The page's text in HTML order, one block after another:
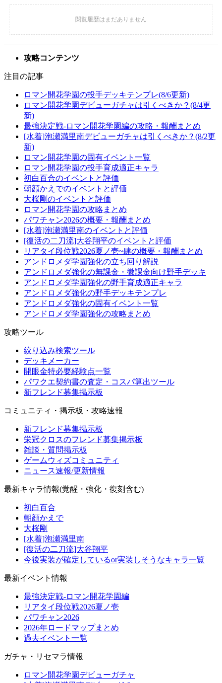
攻略コンテンツ
注目の記事
ロマン開花学園の投手デッキテンプレ(8/6更新)
ロマン開花学園デビューガチャは引くべきか？(8/4更
新)
最強決定戦-ロマン開花学園編の攻略・報酬まとめ
[水着]泡瀬満里南デビューガチャは引くべきか？(8/2更
新)
ロマン開花学園の固有イベント一覧
ロマン開花学園の投手育成適正キャラ
初白百合のイベントと評価
朝顔かえでのイベントと評価
大桜剛のイベントと評価
ロマン開花学園の攻略まとめ
パワチャン2026の概要・報酬まとめ
[水着]泡瀬満里南のイベントと評価
[復活の二刀流]大谷翔平のイベントと評価
リアタイ段位戦2026夏ノ壱~肆の概要・報酬まとめ
アンドロメダ学園強化の立ち回り解説
アンドロメダ強化の無課金・微課金向け野手デッキ
アンドロメダ学園強化の野手育成適正キャラ
アンドロメダ強化の野手デッキテンプレ
アンドロメダ強化の固有イベント一覧
アンドロメダ学園強化の攻略まとめ
攻略ツール
絞り込み検索ツール
デッキメーカー
開眼金特必要経験点一覧
パワクエ契約書の査定・コスパ算出ツール
新フレンド募集掲示板
コミュニティ・掲示板・攻略速報
新フレンド募集掲示板
栄冠クロスのフレンド募集掲示板
雑談・質問掲示板
ゲームウィズコミュニティ
ニュース速報/更新情報
最新キャラ情報(覚醒・強化・復刻含む)
初白百合
朝顔かえで
大桜剛
[水着]泡瀬満里南
[復活の二刀流]大谷翔平
今後実装が確定しているor実装しそうなキャラ一覧
最新イベント情報
最強決定戦-ロマン開花学園編
リアタイ段位戦2026夏ノ壱
パワチャン2026
2026年ロードマップまとめ
過去イベント一覧
ガチャ・リセマラ情報
ロマン開花学園デビューガチャ